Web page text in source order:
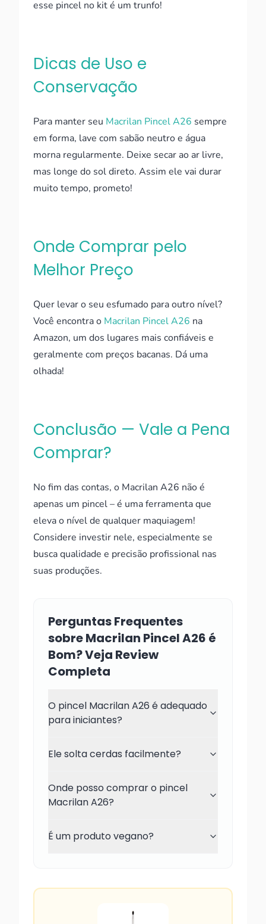
esse pincel no kit é um trunfo!
Dicas de Uso e
Conservação
Para manter seu Macrilan Pincel A26 sempre
em forma, lave com sabão neutro e água
morna regularmente. Deixe secar ao ar livre,
mas longe do sol direto. Assim ele vai durar
muito tempo, prometo!
Onde Comprar pelo
Melhor Preço
Quer levar o seu esfumado para outro nível?
Você encontra o Macrilan Pincel A26 na
Amazon, um dos lugares mais confiáveis e
geralmente com preços bacanas. Dá uma
olhada!
Conclusão — Vale a Pena
Comprar?
No fim das contas, o Macrilan A26 não é
apenas um pincel – é uma ferramenta que
eleva o nível de qualquer maquiagem!
Considere investir nele, especialmente se
busca qualidade e precisão profissional nas
suas produções.
Perguntas Frequentes
sobre Macrilan Pincel A26 é
Bom? Veja Review
Completa
O pincel Macrilan A26 é adequado
para iniciantes?
Ele solta cerdas facilmente?
Onde posso comprar o pincel
Macrilan A26?
É um produto vegano?